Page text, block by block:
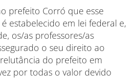
prefeito Corró que esse
estabelecido em lei federal e,
os/as professores/as
o seu direito ao
do prefeito em
por todas o valor devido